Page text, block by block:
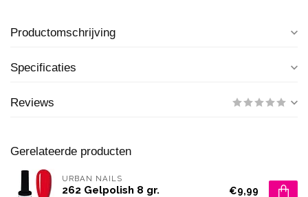
Productomschrijving
Specificaties
Reviews
Gerelateerde producten
URBAN NAILS
262 Gelpolish 8 gr. €9,99